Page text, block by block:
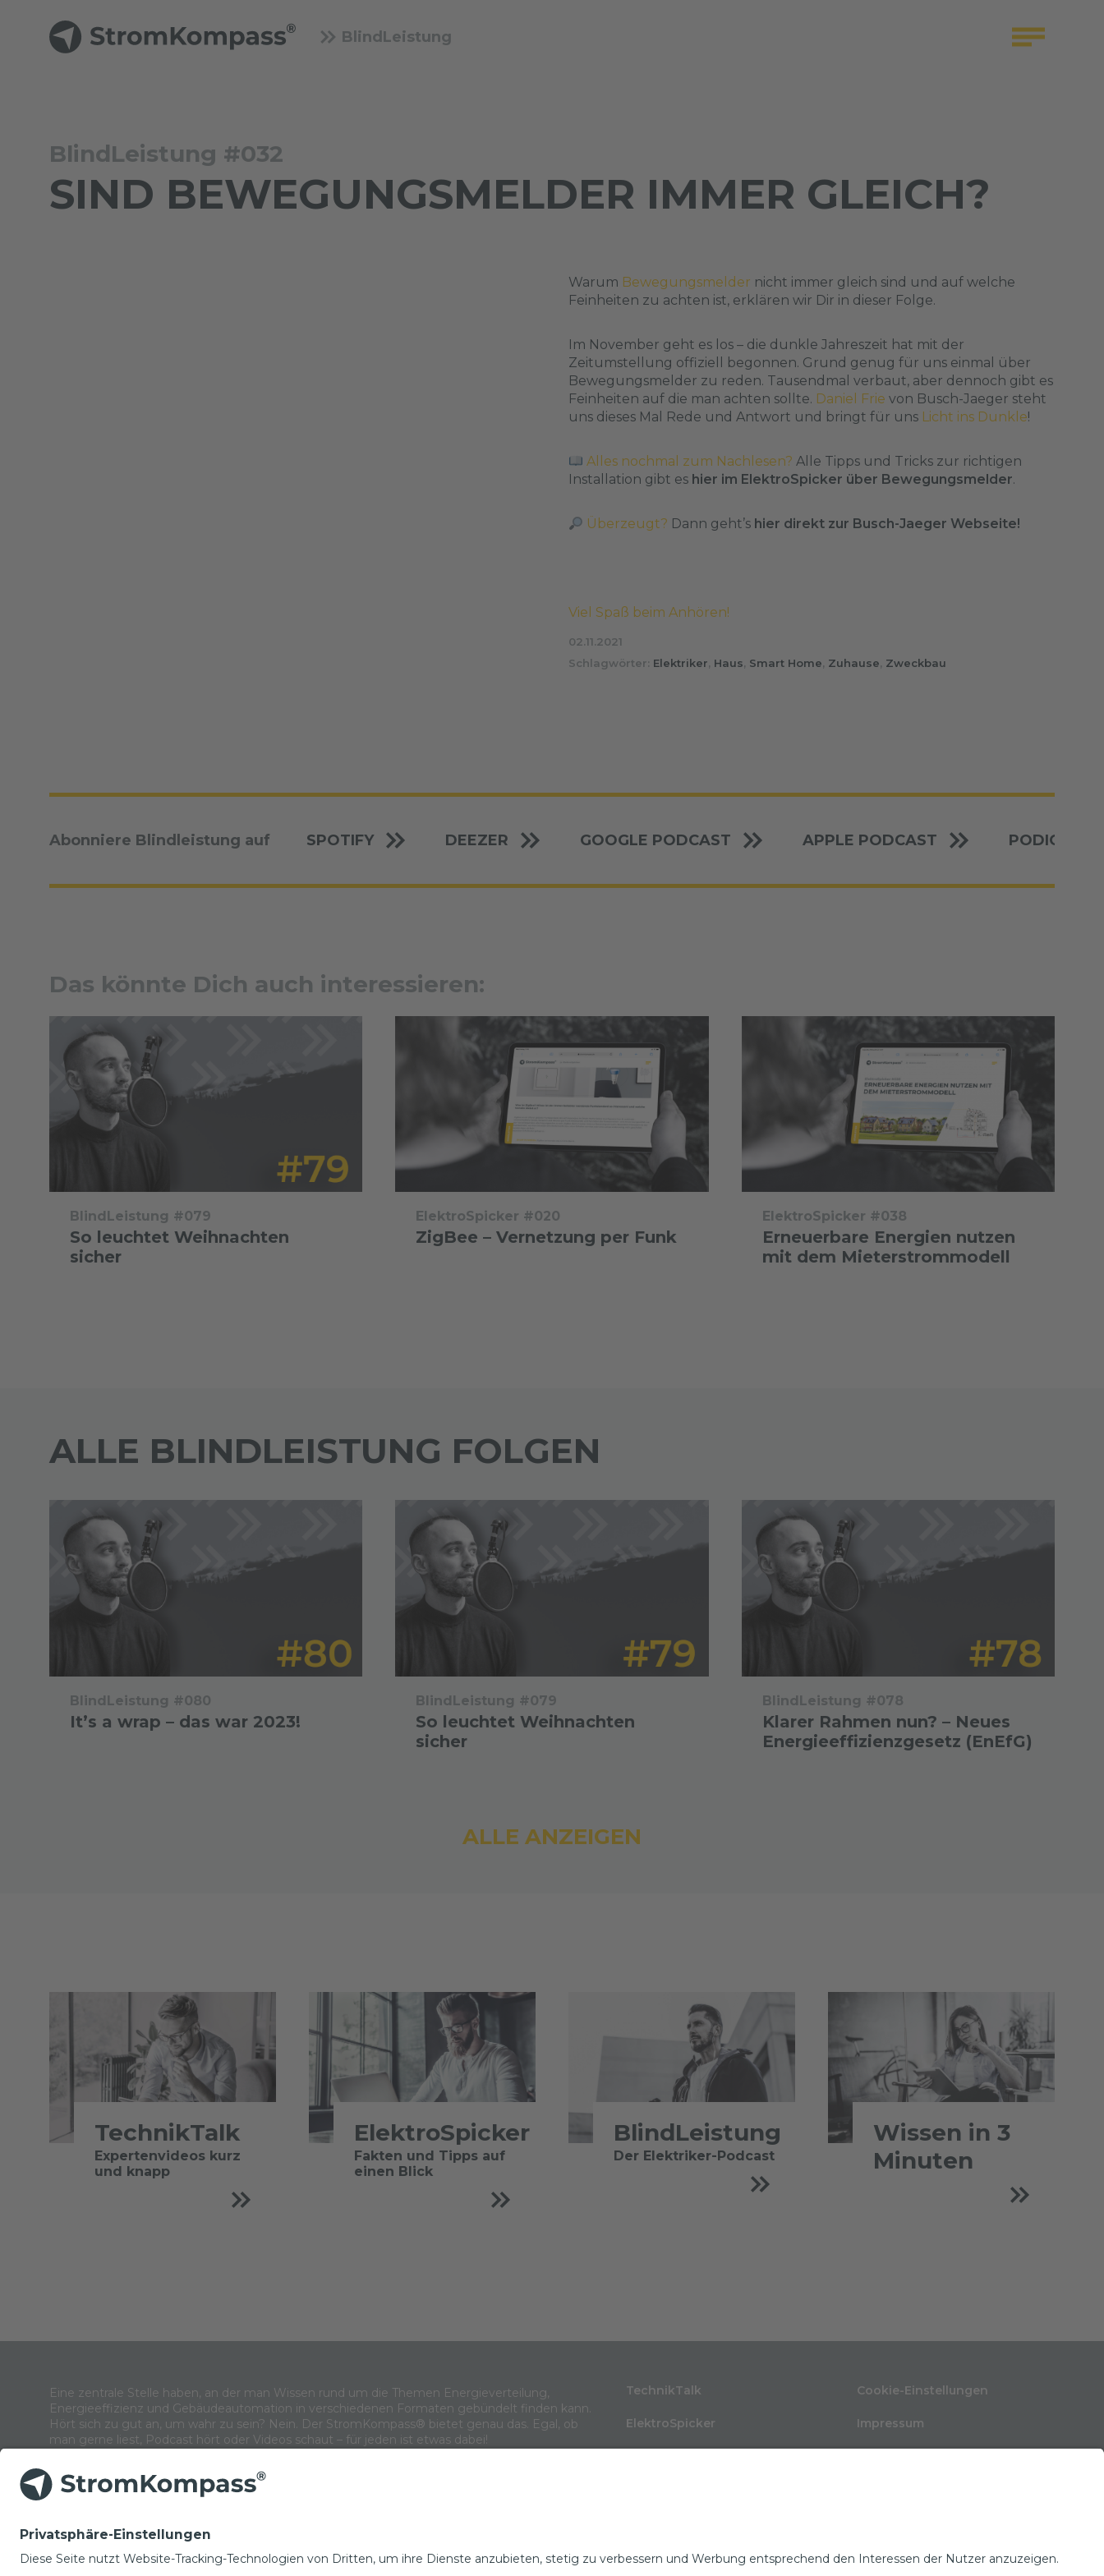
BlindLeistung
BlindLeistung #032
SIND BEWEGUNGSMELDER IMMER GLEICH?
Warum Bewegungsmelder nicht immer gleich sind und auf welche
Feinheiten zu achten ist, erklären wir Dir in dieser Folge.
Im November geht es los – die dunkle Jahreszeit hat mit der
Zeitumstellung offiziell begonnen. Grund genug für uns einmal über
Bewegungsmelder zu reden. Tausendmal verbaut, aber dennoch gibt es
Feinheiten auf die man achten sollte. Daniel Frie von Busch-Jaeger steht
uns dieses Mal Rede und Antwort und bringt für uns Licht ins Dunkle!
Alles nochmal zum Nachlesen? Alle Tipps und Tricks zur richtigen
Installation gibt es hier im ElektroSpicker über Bewegungsmelder.
Überzeugt? Dann geht’s hier direkt zur Busch-Jaeger Webseite!
Viel Spaß beim Anhören!
02.11.2021
Schlagwörter: Elektriker, Haus, Smart Home, Zuhause, Zweckbau
Abonniere Blindleistung auf SPOTIFY DEEZER GOOGLE PODCAST APPLE PODCAST PODIGEE
Das könnte Dich auch interessieren:
BlindLeistung #079
So leuchtet Weihnachten
sicher
ElektroSpicker #020
ZigBee – Vernetzung per Funk
ElektroSpicker #038
Erneuerbare Energien nutzen
mit dem Mieterstrommodell
ALLE BLINDLEISTUNG FOLGEN
BlindLeistung #080
It’s a wrap – das war 2023!
BlindLeistung #079
So leuchtet Weihnachten
sicher
BlindLeistung #078
Klarer Rahmen nun? – Neues
Energieeffizienzgesetz (EnEfG)
ALLE ANZEIGEN
TechnikTalk
Expertenvideos kurz
und knapp
ElektroSpicker
Fakten und Tipps auf
einen Blick
BlindLeistung
Der Elektriker-Podcast
Wissen in 3
Minuten
Eine zentrale Stelle haben, an der man Wissen rund um die Themen Energieverteilung,
Energieeffizienz und Gebäudeautomation in verschiedenen Formaten gebündelt finden kann.
Hört sich zu gut an, um wahr zu sein? Nein. Der StromKompass® bietet genau das. Egal, ob
man gerne liest, Podcast hört oder Videos schaut – für jeden ist etwas dabei!
TechnikTalk
ElektroSpicker
Cookie-Einstellungen
Impressum
Glossar